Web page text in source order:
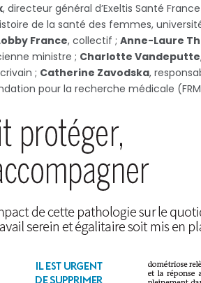
, directeur général d’Exeltis Santé France
de la santé des femmes,
France, collectif ; Anne-Laure
ministre ; Charlotte Vandeputte
; Catherine Zavodska,
pour la recherche médicale